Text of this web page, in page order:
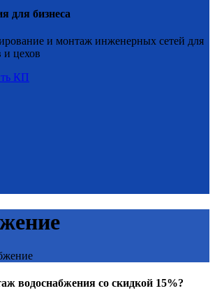
для бизнеса
и монтаж инженерных сетей для
и цехов
КП
водоснабжения со скидкой 15%?